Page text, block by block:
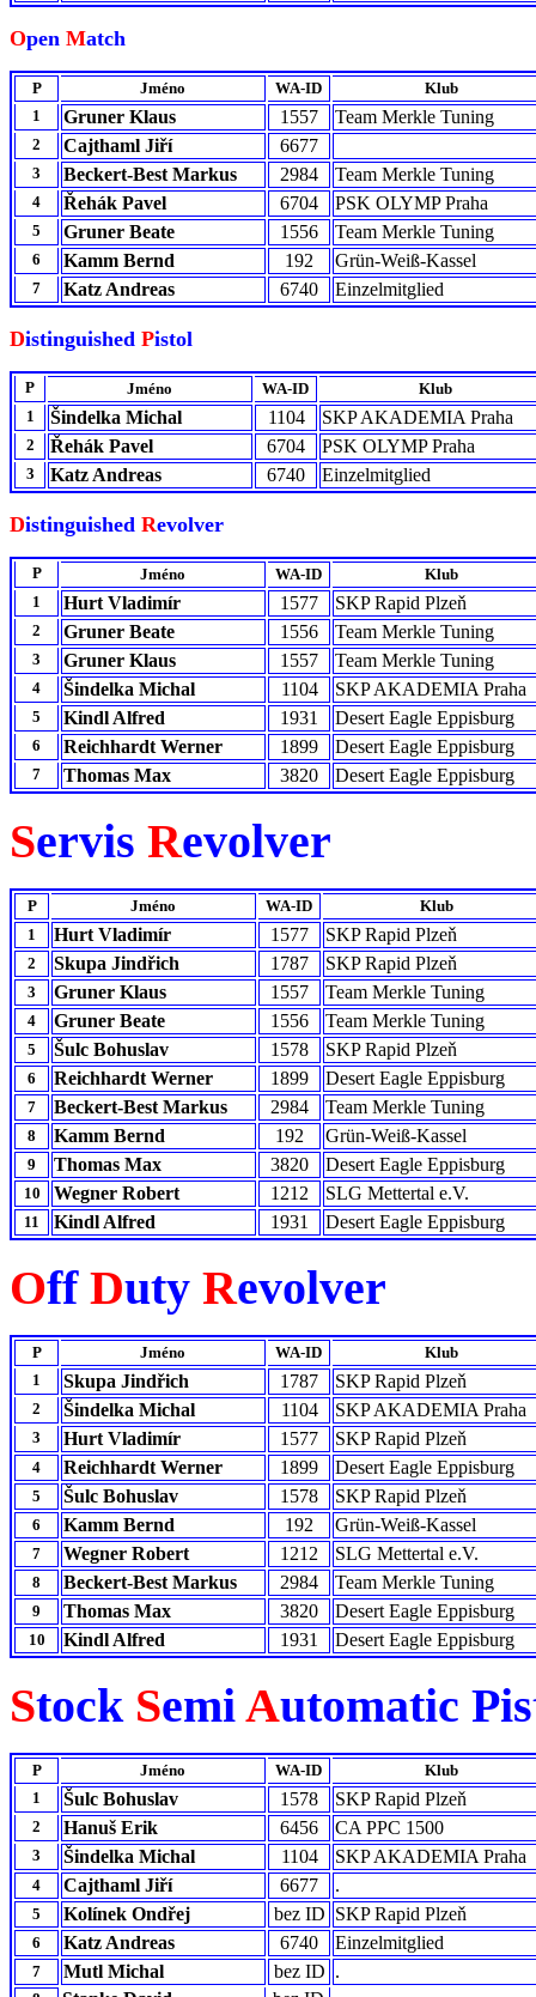
Open Match
P Jméno WA-ID
Klub
1
Gruner Klaus 1557 Team Merkle Tuning
2 Cajthaml Jiří 6677
3 Beckert-Best Markus 2984 Team Merkle Tuning
4 Řehák Pavel 6704 PSK OLYMP Praha
5 Gruner Beate 1556 Team Merkle Tuning
6 Kamm Bernd 192 Grün-Weiß-Kassel
7 Katz Andreas 6740 Einzelmitglied
Distinguished Pistol
P Jméno WA-ID
Klub
1
Šindelka Michal 1104 SKP AKADEMIA Praha
2 Řehák Pavel 6704 PSK OLYMP Praha
3 Katz Andreas 6740 Einzelmitglied
Distinguished Revolver
P Jméno WA-ID
Klub
1
Hurt Vladimír 1577 SKP Rapid Plzeň
2 Gruner Beate 1556 Team Merkle Tuning
3 Gruner Klaus 1557 Team Merkle Tuning
4 Šindelka Michal 1104 SKP AKADEMIA Praha
5 Kindl Alfred 1931 Desert Eagle Eppisburg
6 Reichhardt Werner 1899 Desert Eagle Eppisburg
7 Thomas Max 3820 Desert Eagle Eppisburg
Servis Revolver
P Jméno WA-ID
Klub
1
Hurt Vladimír 1577 SKP Rapid Plzeň
2 Skupa Jindřich 1787 SKP Rapid Plzeň
3 Gruner Klaus 1557 Team Merkle Tuning
4 Gruner Beate 1556 Team Merkle Tuning
5 Šulc Bohuslav 1578 SKP Rapid Plzeň
6 Reichhardt Werner 1899 Desert Eagle Eppisburg
7 Beckert-Best Markus 2984 Team Merkle Tuning
8 Kamm Bernd 192 Grün-Weiß-Kassel
9 Thomas Max 3820 Desert Eagle Eppisburg
10 Wegner Robert 1212 SLG Mettertal e.V.
11 Kindl Alfred 1931 Desert Eagle Eppisburg
Off Duty Revolver
P Jméno WA-ID
Klub
1
Skupa Jindřich 1787 SKP Rapid Plzeň
2 Šindelka Michal 1104 SKP AKADEMIA Praha
3 Hurt Vladimír 1577 SKP Rapid Plzeň
4 Reichhardt Werner 1899 Desert Eagle Eppisburg
5 Šulc Bohuslav 1578 SKP Rapid Plzeň
6 Kamm Bernd 192 Grün-Weiß-Kassel
7 Wegner Robert 1212 SLG Mettertal e.V.
8 Beckert-Best Markus 2984 Team Merkle Tuning
9 Thomas Max 3820 Desert Eagle Eppisburg
10 Kindl Alfred 1931 Desert Eagle Eppisburg
Stock SemiAutomatic
P Jméno WA-ID
Klub
1
Šulc Bohuslav 1578 SKP Rapid Plzeň
2 Hanuš Erik 6456 CA PPC 1500
3 Šindelka Michal 1104 SKP AKADEMIA Praha
4 Cajthaml Jiří 6677 .
5 Kolínek Ondřej bez ID SKP Rapid Plzeň
6 Katz Andreas 6740 Einzelmitglied
7 Mutl Michal bez ID .